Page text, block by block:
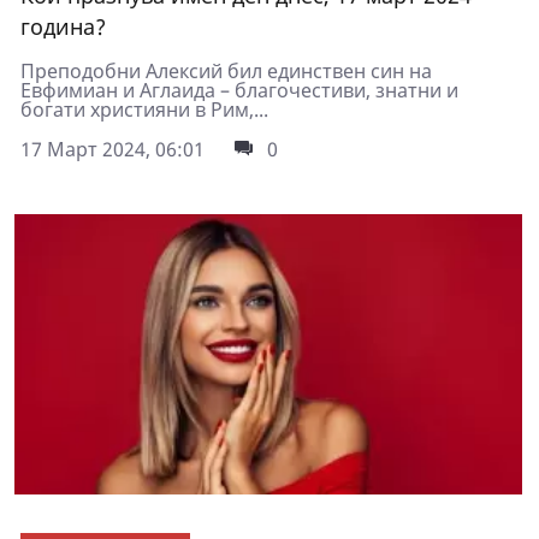
година?
Преподобни Алексий бил единствен син на
Евфимиан и Аглаида – благочестиви, знатни и
богати християни в Рим,...
17 Март 2024, 06:01
0